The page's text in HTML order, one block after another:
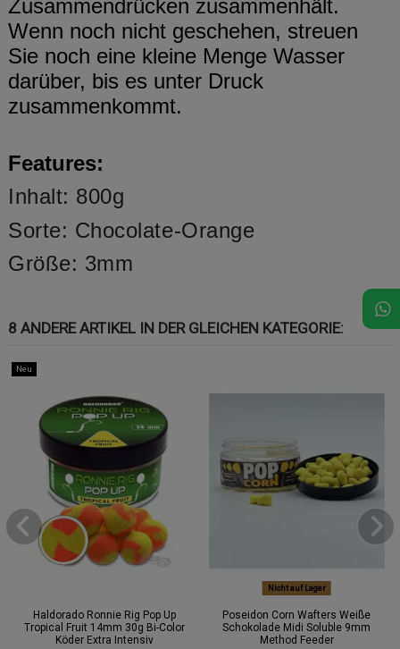
Zusammendrücken zusammenhält.
Wenn noch nicht geschehen, streuen
Sie noch eine kleine Menge Wasser
darüber, bis es unter Druck
zusammenkommt.
Features:
Inhalt: 800g
Sorte: Chocolate-Orange
Größe: 3mm
8 ANDERE ARTIKEL IN DER GLEICHEN KATEGORIE:
Neu
Haldorado Ronnie Rig Pop Up
Tropical Fruit 14mm 30g Bi-Color
Köder Extra Intensiv
Nicht auf Lager
Poseidon Corn Wafters Weiße
Schokolade Midi Soluble 9mm
Method Feeder